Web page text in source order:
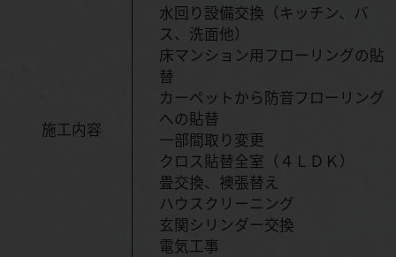
施工内容
水回り設備交換（キッチン、バ
ス、洗面他）
床マンション用フローリングの貼
替
カーペットから防音フローリング
への貼替
一部間取り変更
クロス貼替全室（４ＬＤＫ）
畳交換、襖張替え
ハウスクリーニング
玄関シリンダー交換
電気工事